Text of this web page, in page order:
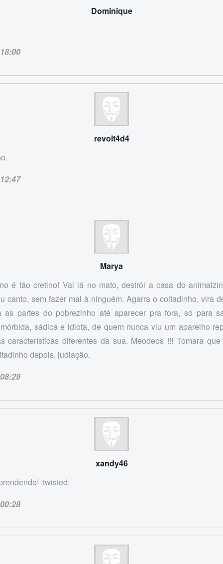
Dominique
18:00
revolt4d4
12:47
Marya
é tão cretino! Vai lá no mato, destrói a casa do
canto, sem fazer mal à ninguém. Agarra o coitadinho, vira
as partes do pobrezinho até aparecer pra fora, só para
sádica e idiota, de quem nunca viu um aparelho
características diferentes da sua. Meodeos !!! Tomara
depois, judiação.
08:29
xandy46
:twisted:
00:28